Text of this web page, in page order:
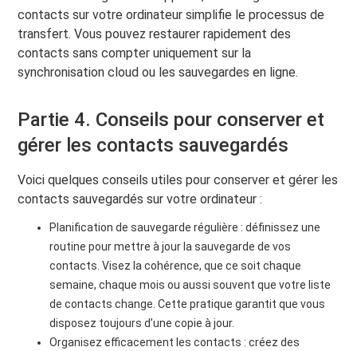
contacts sur votre ordinateur simplifie le processus de
transfert. Vous pouvez restaurer rapidement des
contacts sans compter uniquement sur la
synchronisation cloud ou les sauvegardes en ligne.
Partie 4. Conseils pour conserver et
gérer les contacts sauvegardés
Voici quelques conseils utiles pour conserver et gérer les
contacts sauvegardés sur votre ordinateur :
Planification de sauvegarde régulière : définissez une
routine pour mettre à jour la sauvegarde de vos
contacts. Visez la cohérence, que ce soit chaque
semaine, chaque mois ou aussi souvent que votre liste
de contacts change. Cette pratique garantit que vous
disposez toujours d’une copie à jour.
Organisez efficacement les contacts : créez des